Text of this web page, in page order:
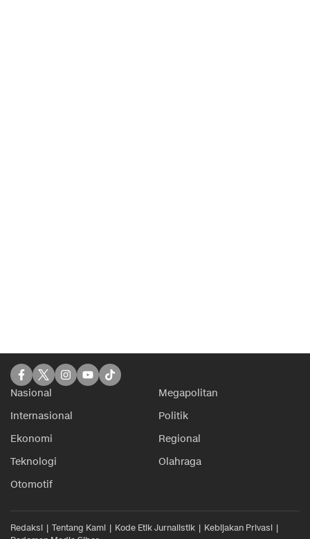
Nasional
Megapolitan
Internasional
Politik
Ekonomi
Regional
Teknologi
Olahraga
Otomotif
Redaksi Tentang Kami Kode Etik Jurnalistik
Kebijakan Privasi